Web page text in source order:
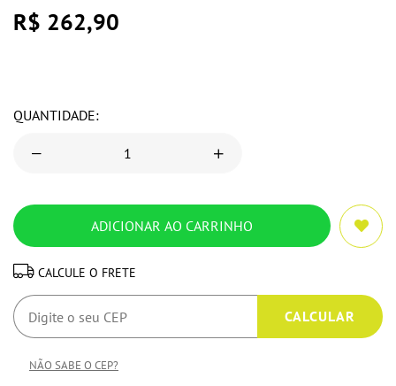
R$ 262,90
QUANTIDADE:
CALCULE O FRETE
NÃO SABE O CEP?